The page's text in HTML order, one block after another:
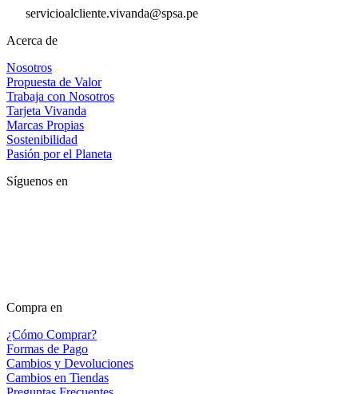
servicioalcliente.vivanda@spsa.pe
Acerca de
Nosotros
Propuesta de Valor
Trabaja con Nosotros
Tarjeta Vivanda
Marcas Propias
Sostenibilidad
Pasión por el Planeta
Síguenos en
Compra en
¿Cómo Comprar?
Formas de Pago
Cambios y Devoluciones
Cambios en Tiendas